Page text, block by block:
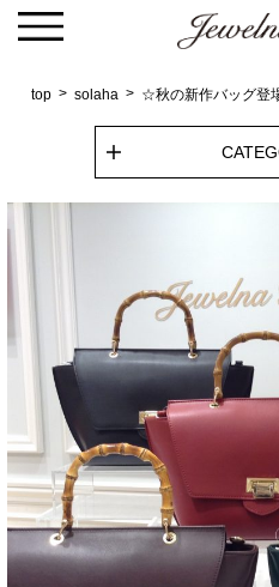
top solaha ☆秋の新作バッグ登